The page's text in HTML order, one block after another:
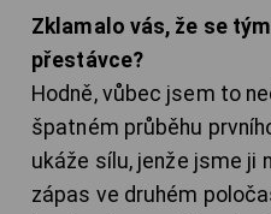
Zklamalo vás, že se
přestávce?
Hodně, vůbec jsem to
špatném průběhu
ukáže sílu, jenže jsme ji
zápas ve druhém